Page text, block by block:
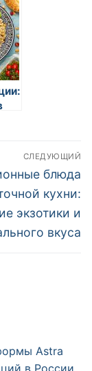
СЛЕДУЮЩИЙ
блюда
кухни:
экзотики и
вкуса
Astra